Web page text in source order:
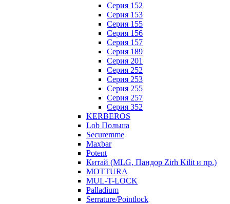
Серия 152
Серия 153
Серия 155
Серия 156
Серия 157
Серия 189
Серия 201
Серия 252
Серия 253
Серия 255
Серия 257
Серия 352
KERBEROS
Lob Польша
Securemme
Maxbar
Potent
Китай (MLG, Пандор Zirh Kilit и пр.)
MOTTURA
MUL-T-LOCK
Palladium
Serrature/Pointlock